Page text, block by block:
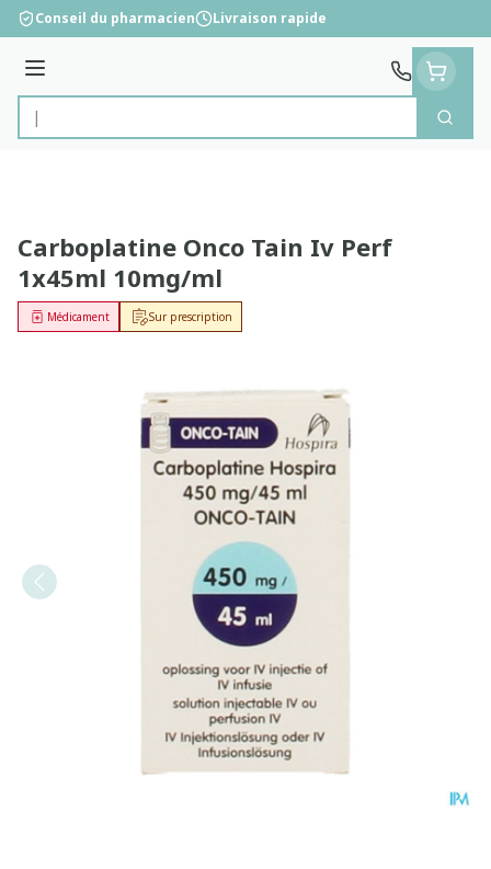
Aller au contenu
Conseil du pharmacien Livraison rapide
Menu
Rechercher
Carboplatine Onco Tain Iv Perf
1x45ml 10mg/ml
Sur prescription
Médicament